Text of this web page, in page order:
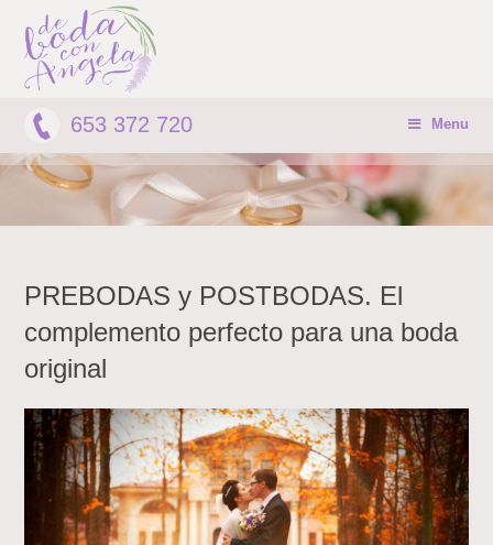
653 372 720 Menu
PREBODAS y POSTBODAS. El
complemento perfecto para una boda
original